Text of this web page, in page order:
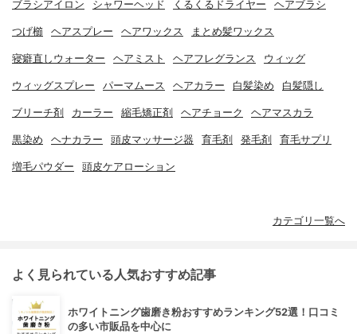
ブラシアイロン シャワーヘッド くるくるドライヤー ヘアブラシ
つげ櫛 ヘアスプレー ヘアワックス まとめ髪ワックス
寝癖直しウォーター ヘアミスト ヘアフレグランス ウィッグ
ウィッグスプレー パーマムース ヘアカラー 白髪染め 白髪隠し
ブリーチ剤 カーラー 縮毛矯正剤 ヘアチョーク ヘアマスカラ
黒染め ヘナカラー 頭皮マッサージ器 育毛剤 発毛剤 育毛サプリ
増毛パウダー 頭皮ケアローション
カテゴリ一覧へ
よく見られている人気おすすめ記事
ホワイトニング歯磨き粉おすすめランキング52選！口コミ
の多い市販品を中心に